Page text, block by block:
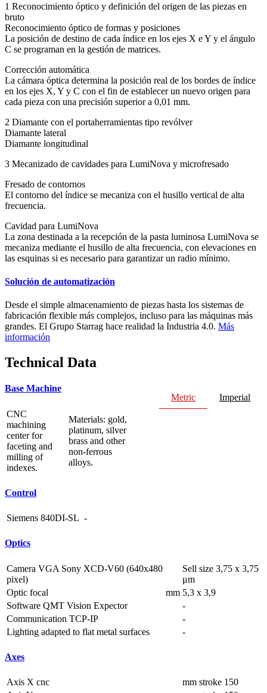
1 Reconocimiento óptico y definición del origen de las piezas en
bruto
Reconocimiento óptico de formas y posiciones
La posición de destino de cada índice en los ejes X e Y y el ángulo
C se programan en la gestión de matrices.
Corrección automática
La cámara óptica determina la posición real de los bordes de índice
en los ejes X, Y y C con el fin de establecer un nuevo origen para
cada pieza con una precisión superior a 0,01 mm.
2 Diamante con el portaherramientas tipo revólver
Diamante lateral
Diamante longitudinal
3 Mecanizado de cavidades para LumiNova y microfresado
Fresado de contornos
El contorno del índice se mecaniza con el husillo vertical de alta
frecuencia.
Cavidad para LumiNova
La zona destinada a la recepción de la pasta luminosa LumiNova se
mecaniza mediante el husillo de alta frecuencia, con elevaciones en
las esquinas si es necesario para garantizar un radio mínimo.
Solución de automatización
Desde el simple almacenamiento de piezas hasta los sistemas de
fabricación flexible más complejos, incluso para las máquinas más
grandes. El Grupo Starrag hace realidad la Industria 4.0. Más
información
Technical Data
Metric Imperial
Base Machine
CNC
machining
center for
faceting and
milling of
indexes.
Materials: gold,
platinum, silver
brass and other
non-ferrous
alloys.
Control
Siemens 840DI-SL -
Optics
Camera VGA Sony XCD-V60 (640x480
pixel)
Sell size 3,75 x 3,75
μm
Optic focal
mm 5,3 x 3,9
Software QMT Vision Expector
-
Communication TCP-IP
-
Lighting adapted to flat metal surfaces
-
Axes
Axis X cnc mm stroke 150